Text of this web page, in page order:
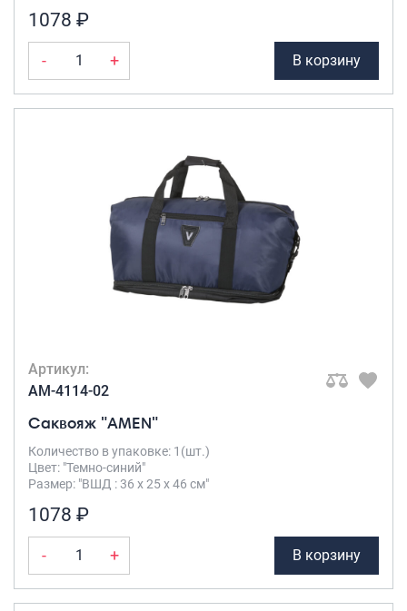
1078 ₽
- + В корзину
Артикул:
AM-4114-02
Саквояж "AMEN"
Количество в упаковке: 1(шт.)
Цвет: "Темно-синий"
Размер: "ВШД : 36 х 25 х 46 см"
1078 ₽
- + В корзину